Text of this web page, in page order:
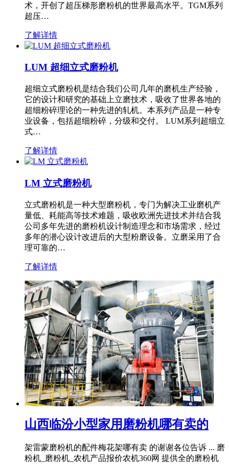
术，开创了超压梯形磨粉机的世界最高水平。TGM系列
超压…
了解详情
LUM 超细立式磨粉机
超细立式磨粉机是结合我们公司几年的磨机生产经验，
它的设计和研究的基础上立磨技术，吸收了世界各地的
超细粉碎理论的一种先进的轧机。本系列产品是一种专
业设备，包括超细粉碎，分级和交付。 LUM系列超细立
式…
了解详情
LM 立式磨粉机
立式磨粉机是一种大型磨粉机，专门为解决工业磨机产
量低、耗能高等技术难题，吸收欧洲先进技术并结合我
公司多年先进的磨粉机设计制造理念和市场需求，经过
多年的潜心设计改进后的大型粉磨设备。立磨采用了合
理可靠的…
了解详情
山西临汾小型家用磨粉机哪有卖的
架雷蒙磨粉机的配件梅花架哪有卖 的谢谢各位告诉 ... 磨
粉机_磨粉机_农机产品报价农机360网 提供全的磨粉机